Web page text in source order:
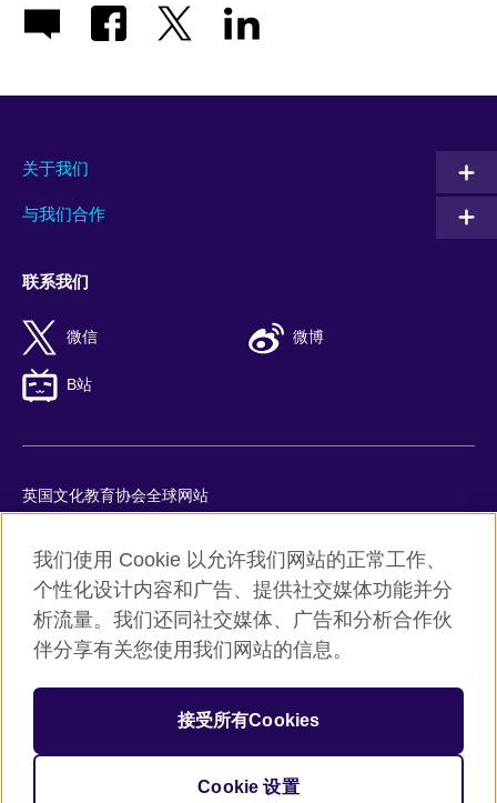
关于我们
与我们合作
联系我们
微信 微博
B站
英国文化教育协会全球网站
Cookie
网站地图
ICP number: 京ICP备10044692号-8
京公网安备11010502045859号
机构注册号：209131 （英格兰与威尔士）SC037733 （苏格兰）
我们使用 Cookie 以允许我们网站的正常工作、
个性化设计内容和广告、提供社交媒体功能并分
析流量。我们还同社交媒体、广告和分析合作伙
伴分享有关您使用我们网站的信息。
接受所有Cookies
Cookie 设置